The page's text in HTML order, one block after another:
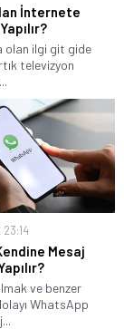
İnternete
olan ilgi git gide
televizyon
Mesaj
ve benzer
WhatsApp